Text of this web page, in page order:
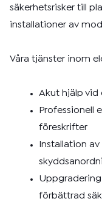
säkerhetsrisker till
installationer av
Våra tjänster inom
Akut hjälp vid
Professionell
föreskrifter
Installation
förbättrad